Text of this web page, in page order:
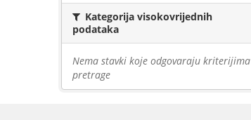
Kategorija visokovrijednih
podataka
Nema stavki koje odgovaraju kriterijima
pretrage